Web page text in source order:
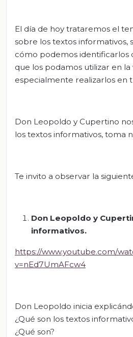
El día de hoy trataremos el
sobre los textos informativos,
cómo podemos identificarlos
que los podamos utilizar en la
especialmente realizarlos en
Don Leopoldo y Cupertino
los textos informativos, toma
Te invito a observar la
Don Leopoldo y
informativos.
https://www.youtube.com/
v=nEd7UmAFcw4
Don Leopoldo inicia
¿Qué son los textos
¿Qué son?